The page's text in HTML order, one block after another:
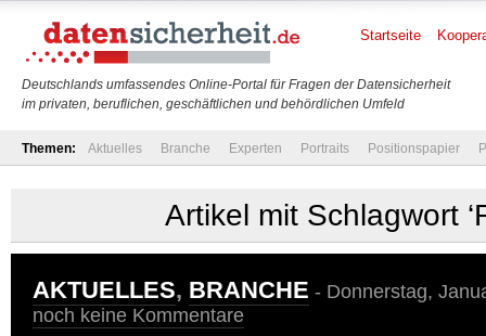
Deutschlands umfassendes Online-Portal für Fragen der Datensicherheit
im privaten, beruflichen, geschäftlichen und behördlichen Umfeld
Startseite
Themen: Aktuelles Branche Experten Portraits Positionspapier
Artikel mit Schlagwort
AKTUELLES, BRANCHE - Donnerstag,
noch keine Kommentare